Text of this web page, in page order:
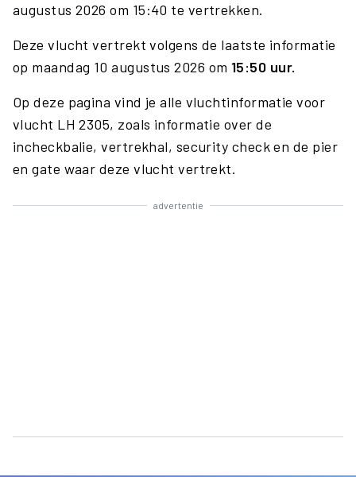
augustus 2026 om 15:40 te vertrekken.
Deze vlucht vertrekt volgens de laatste informatie
op maandag 10 augustus 2026 om 15:50 uur.
Op deze pagina vind je alle vluchtinformatie voor
vlucht LH 2305, zoals informatie over de
incheckbalie, vertrekhal, security check en de pier
en gate waar deze vlucht vertrekt.
advertentie